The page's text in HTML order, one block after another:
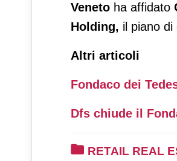
Veneto ha affidato
Holding, il piano di
Altri articoli
Fondaco dei
Dfs chiude il
RETAIL REAL